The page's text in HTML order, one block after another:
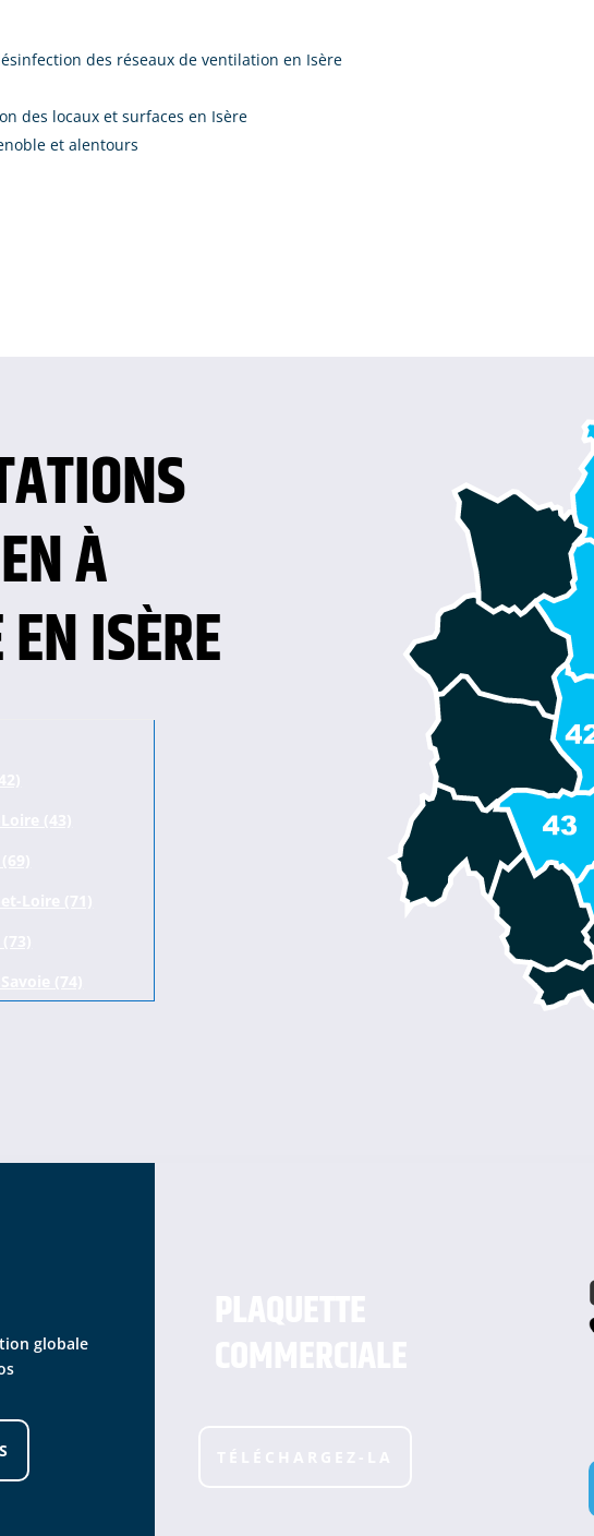
des réseaux de ventilation en Isère
des locaux et surfaces en Isère
et alentours
À
ISÈRE
globale